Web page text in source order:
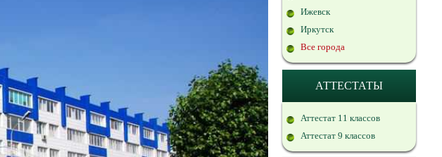
Ижевск
Иркутск
Все города
АТТЕСТАТЫ
Аттестат 11 классов
Аттестат 9 классов